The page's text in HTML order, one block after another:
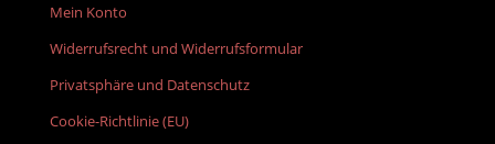
Mein Konto
Widerrufsrecht und Widerrufsformular
Privatsphäre und Datenschutz
Cookie-Richtlinie (EU)